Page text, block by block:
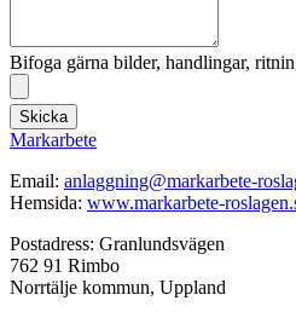
Bifoga gärna bilder, handlingar,
Skicka
Markarbete
Email: anlaggning@markarbete-
Hemsida: www.markarbete-
Postadress: Granlundsvägen
762 91 Rimbo
Norrtälje kommun, Uppland